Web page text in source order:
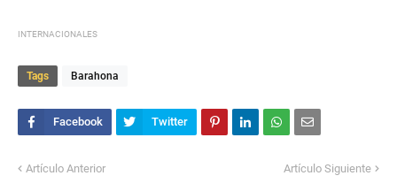
INTERNACIONALES
Tags Barahona
Artículo Anterior Artículo Siguiente